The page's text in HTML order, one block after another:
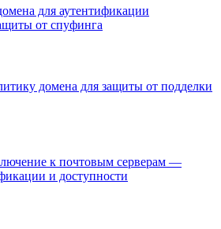
для аутентификации
от спуфинга
домена для защиты от подделки
к почтовым серверам —
и доступности